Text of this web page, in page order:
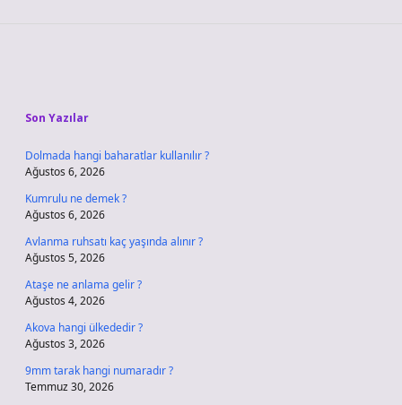
Son Yazılar
Dolmada hangi baharatlar kullanılır ?
Ağustos 6, 2026
Kumrulu ne demek ?
Ağustos 6, 2026
Avlanma ruhsatı kaç yaşında alınır ?
Ağustos 5, 2026
Ataşe ne anlama gelir ?
Ağustos 4, 2026
Akova hangi ülkededir ?
Ağustos 3, 2026
9mm tarak hangi numaradır ?
Temmuz 30, 2026